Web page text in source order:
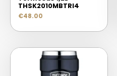
THSK2010MBTRI4
€48.00